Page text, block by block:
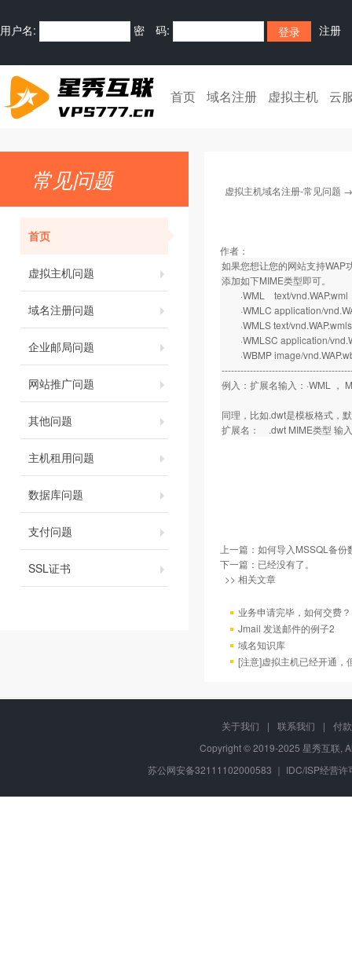
用户名: 密 码: 注册
首页 域名注册 虚拟主机 云
常见问题
首页
虚拟主机问题
域名注册问题
企业邮局问题
网站推广问题
其他问题
主机租用问题
数据库问题
支付问题
SSL证书
虚拟主机域名注册-常见问题
作者：
如果您想让您的网站支持WAP
添加如下MIME类型即可。
·WML text/vnd.WAP.wml
·WMLC application/
·WMLS text/
·WMLSC application/
·WBMP image/
例入：扩展名输入：·WML ，
同理，比如.dwt是模板格式，
扩展名： .dwt MIME类型 输
上一篇： 如何导入MSSQL备份
下一篇：已经没有了。
>> 相关文章
业务申请完毕，如何交费？
Jmail 发送邮件的例子2
域名知识库
[注意]虚拟主机已经开通，
关于我们 | 联系我们 |
付
Copyright © 2019-2025 星秀互联,
苏公网安备32111102000583 ｜ IDC/ISP经营